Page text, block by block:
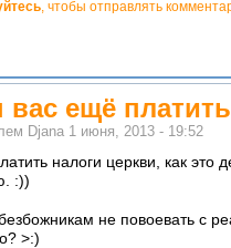
, чтобы отправлять
вас ещё платить
Djana 1 июня, 2013 - 19:52
налоги церкви, как
:))
не повоевать с
>:)